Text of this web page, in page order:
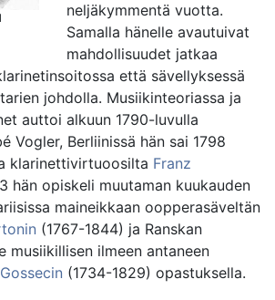
neljäkymmentä vuotta.
Samalla hänelle avautuivat
mahdollisuudet jatkaa
että sävellyksessä
johdolla. Musiikinteoriassa ja
auttoi alkuun 1790-luvulla
Vogler, Berliinissä hän sai 1798
klarinettivirtuoosilta Franz
hän opiskeli muutaman kuukauden
maineikkaan oopperasäveltän
(1767-1844) ja Ranskan
musiikillisen ilmeen antaneen
(1734-1829) opastuksella.